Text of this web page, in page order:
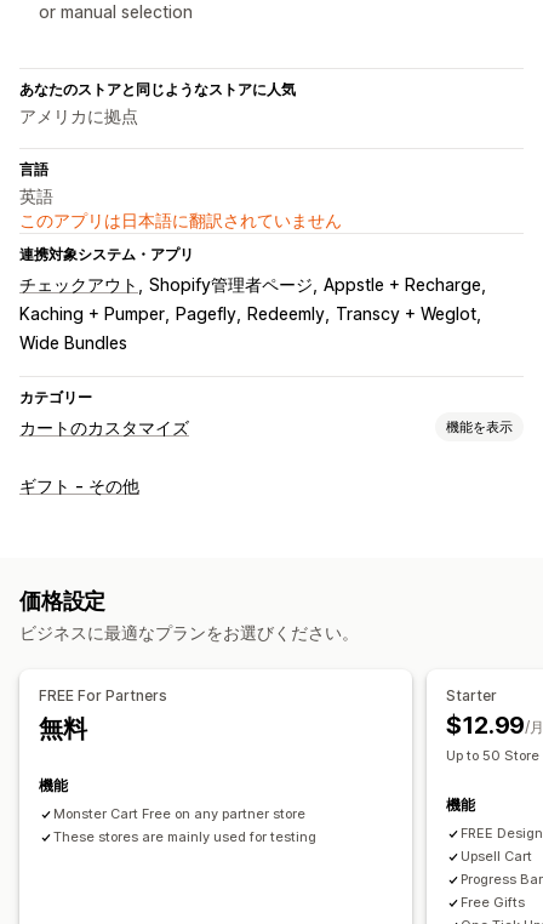
or manual selection
あなたのストアと同じようなストアに人気
アメリカに拠点
言語
英語
このアプリは日本語に翻訳されていません
連携対象システム・アプリ
チェックアウト Shopify管理者ページ Appstle + Recharge
Kaching + Pumper
Pagefly Redeemly Transcy + Weglot
Wide Bundles
カテゴリー
カートのカスタマイズ 機能を表示
カートの表示
利用規約チェックボックス
おすすめ商品
購入数量ベースの割引
よく同時購入される商品
リワードの引き換え
チェックアウト環境のカスタマイズ
カスタムメモ
自動ディスカウント ワンクリックアップセル
ギフト - その他
価格設定
ビジネスに最適なプランをお選びください。
FREE For Partners
無料
機能
Monster Cart Free on any partner store
These stores are mainly used for testing
Starter
$12.99/
Up to 50
機能
FREE
Upsell Cart
Progress
Free Gifts